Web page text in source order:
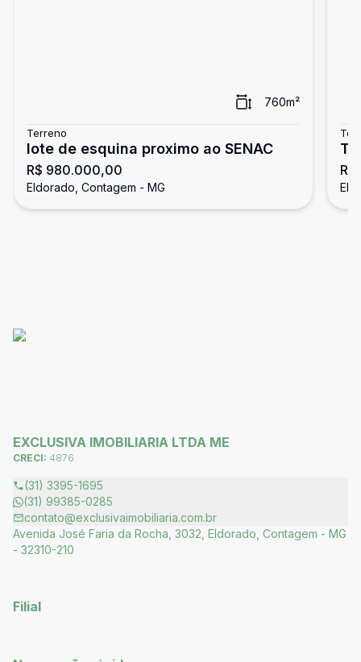
760m²
Terreno
lote de esquina proximo ao SENAC
R$ 980.000,00
Eldorado, Contagem - MG
EXCLUSIVA IMOBILIARIA LTDA ME
CRECI: 4876
(31) 3395-1695
(31) 99385-0285
contato@exclusivaimobiliaria.com.br
Avenida José Faria da Rocha, 3032, Eldorado, Contagem - MG
- 32310-210
Filial